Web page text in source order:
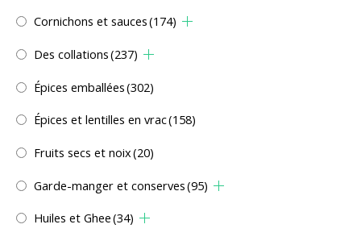
Cornichons et sauces(174)
Des collations(237)
Épices emballées(302)
Épices et lentilles en vrac(158)
Fruits secs et noix(20)
Garde-manger et conserves(95)
Huiles et Ghee(34)